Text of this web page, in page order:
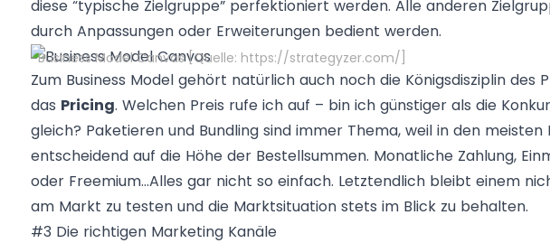
diese “typische Zielgruppe” perfektioniert werden. Alle anderen
durch Anpassungen oder Erweiterungen bedient werden.
Business Model Canvas [Quelle: https://strategyzer.com/]
Zum Business Model gehört natürlich auch noch die Königsdisziplin des
das Pricing. Welchen Preis rufe ich auf – bin ich günstiger als die
gleich? Paketieren und Bundling sind immer Thema, weil in den meisten
entscheidend auf die Höhe der Bestellsummen. Monatliche Zahlung,
oder Freemium…Alles gar nicht so einfach. Letztendlich bleibt einem
am Markt zu testen und die Marktsituation stets im Blick zu behalten.
#3 Die richtigen Marketing Kanäle